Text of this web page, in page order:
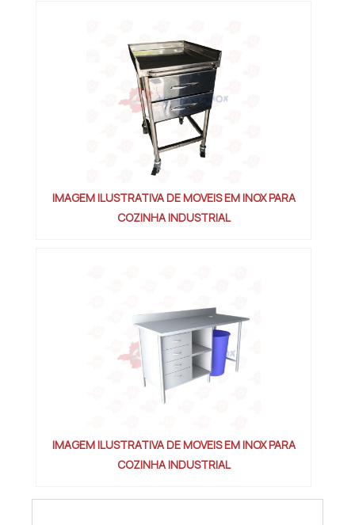
atendimento de excelência...
IMAGEM ILUSTRATIVA DE MOVEIS EM INOX PARA
COZINHA INDUSTRIAL
IMAGEM ILUSTRATIVA DE MOVEIS EM INOX PARA
COZINHA INDUSTRIAL